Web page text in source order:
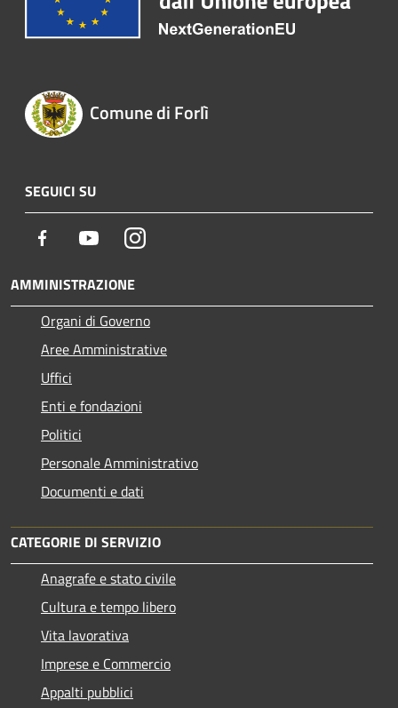
Comune di Forlì
SEGUICI SU
Facebook YoutubeInstagram
AMMINISTRAZIONE
Organi di Governo
Aree Amministrative
Uffici
Enti e fondazioni
Politici
Personale Amministrativo
Documenti e dati
CATEGORIE DI SERVIZIO
Anagrafe e stato civile
Cultura e tempo libero
Vita lavorativa
Imprese e Commercio
Appalti pubblici